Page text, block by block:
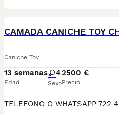
Caniche Toy
13 semanas
Edad
4
Sexo
2500 €
Precio